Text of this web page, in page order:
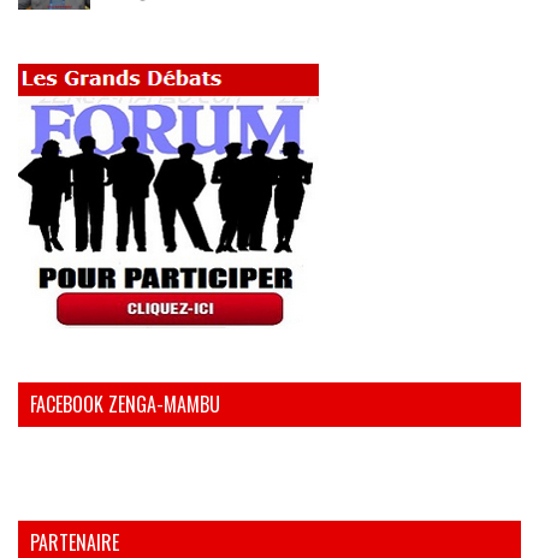
FACEBOOK ZENGA-MAMBU
PARTENAIRE